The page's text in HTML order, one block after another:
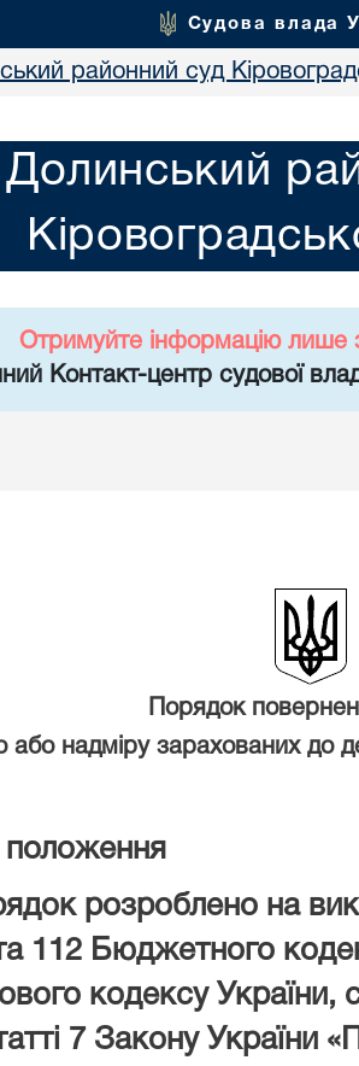
Судова влада
районний суд
Долинський
Отримуйте інформацію лише
Контакт-центр судової
Порядок
або надміру зарахованих до
положення
розроблено на
112 Бюджетного
кодексу України,
7 Закону України